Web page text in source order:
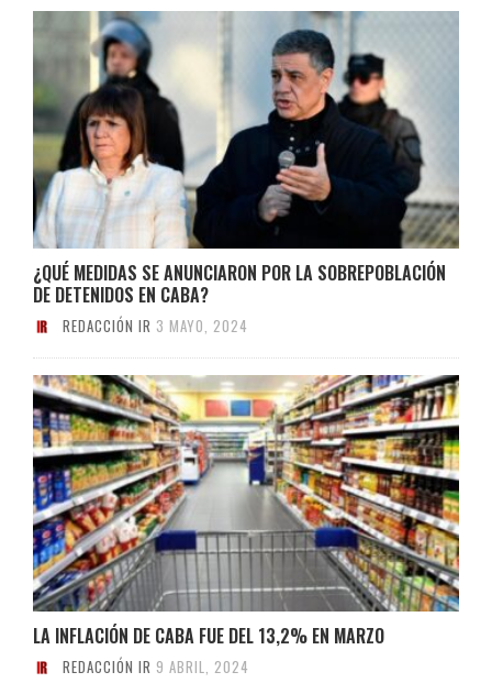
¿QUÉ MEDIDAS SE ANUNCIARON POR LA SOBREPOBLACIÓN
DE DETENIDOS EN CABA?
REDACCIÓN IR 3 MAYO, 2024
LA INFLACIÓN DE CABA FUE DEL 13,2% EN MARZO
REDACCIÓN IR 9 ABRIL, 2024